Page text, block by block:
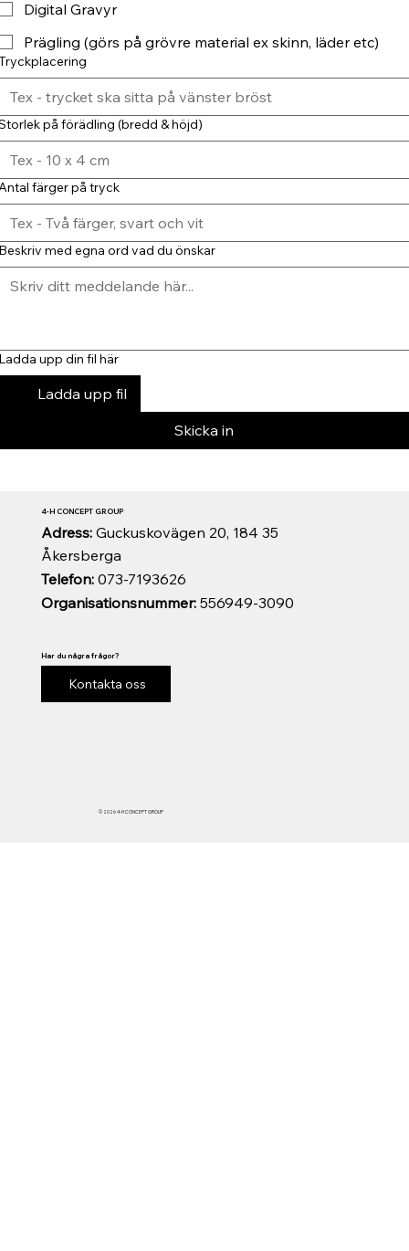
Digital Gravyr
Prägling (görs på grövre material ex skinn, läder etc)
på förädling (bredd & höjd)
färger på tryck
med egna ord vad du önskar
upp din fil här
Ladda upp fil
Skicka in
© 2026 4-H CONCEPT GROUP
Organisationsnummer:556949-3090
Telefon:073-7193626
Adress: Guckuskovägen 20, 184 35
Åkersberga
4-H CONCEPT GROUP
Har du några frågor?
Kontakta oss